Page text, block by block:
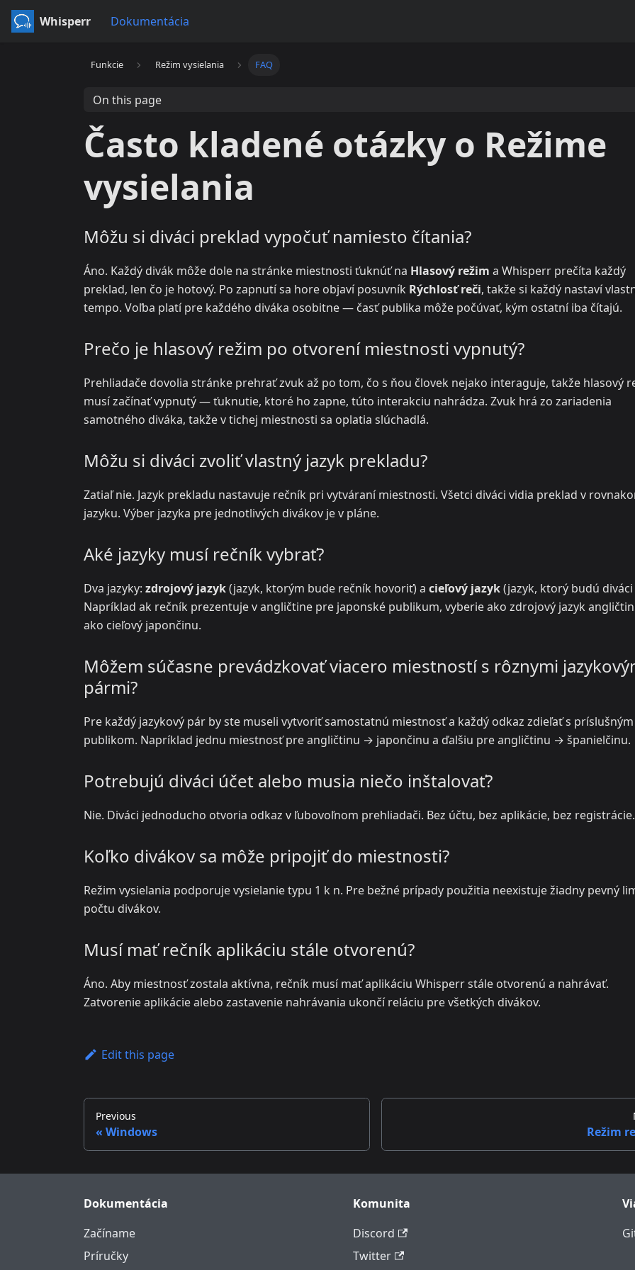
Whisperr Dokumentácia
Funkcie Režim vysielania FAQ
On this page
Často kladené otázky o Režime
vysielania
Môžu si diváci preklad vypočuť namiesto čítania?
Áno. Každý divák môže dole na stránke miestnosti ťuknúť na Hlasový režim a Whisperr prečíta každý
preklad, len čo je hotový. Po zapnutí sa hore objaví posuvník Rýchlosť reči, takže si každý nastaví
tempo. Voľba platí pre každého diváka osobitne — časť publika môže počúvať, kým ostatní iba čítajú.
Prečo je hlasový režim po otvorení miestnosti vypnutý?
Prehliadače dovolia stránke prehrať zvuk až po tom, čo s ňou človek nejako interaguje, takže hlasový
musí začínať vypnutý — ťuknutie, ktoré ho zapne, túto interakciu nahrádza. Zvuk hrá zo zariadenia
samotného diváka, takže v tichej miestnosti sa oplatia slúchadlá.
Môžu si diváci zvoliť vlastný jazyk prekladu?
Zatiaľ nie. Jazyk prekladu nastavuje rečník pri vytváraní miestnosti. Všetci diváci vidia preklad v
jazyku. Výber jazyka pre jednotlivých divákov je v pláne.
Aké jazyky musí rečník vybrať?
Dva jazyky: zdrojový jazyk(jazyk, ktorým bude rečník hovoriť) a cieľový jazyk(jazyk, ktorý budú
Napríklad ak rečník prezentuje v angličtine pre japonské publikum, vyberie ako zdrojový jazyk
ako cieľový japončinu.
Môžem súčasne prevádzkovať viacero miestností s rôznymi
pármi?
Pre každý jazykový pár by ste museli vytvoriť samostatnú miestnosť a každý odkaz zdieľať s príslušným
publikom. Napríklad jednu miestnosť pre angličtinu → japončinu a ďalšiu pre angličtinu → španielčinu.
Potrebujú diváci účet alebo musia niečo inštalovať?
Nie. Diváci jednoducho otvoria odkaz v ľubovoľnom prehliadači. Bez účtu, bez aplikácie, bez registrácie.
Koľko divákov sa môže pripojiť do miestnosti?
Režim vysielania podporuje vysielanie typu 1 k n. Pre bežné prípady použitia neexistuje žiadny pevný
počtu divákov.
Musí mať rečník aplikáciu stále otvorenú?
Áno. Aby miestnosť zostala aktívna, rečník musí mať aplikáciu Whisperr stále otvorenú a nahrávať.
Zatvorenie aplikácie alebo zastavenie nahrávania ukončí reláciu pre všetkých divákov.
Edit this page
Previous
Windows Režim
Dokumentácia
Začíname
Príručky
Komunita
Discord
Twitter